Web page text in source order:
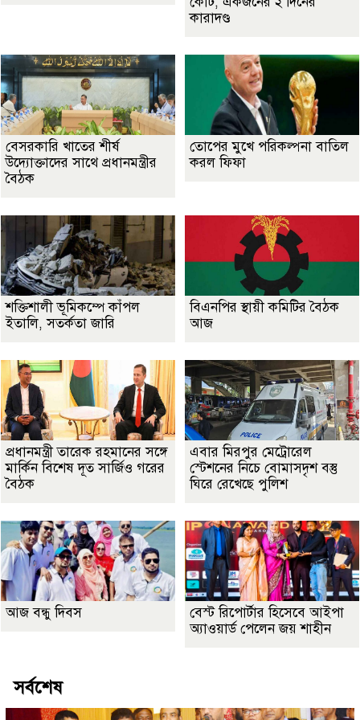
কারাদণ্ড
বেসরকারি খাতের শীর্ষ
উদ্যোক্তাদের সাথে প্রধানমন্ত্রীর
বৈঠক
তোপের মুখে পরিকল্পনা বাতিল
করল ফিফা
শক্তিশালী ভূমিকম্পে কাঁপল
ইতালি, সতর্কতা জারি
বিএনপির স্থায়ী কমিটির বৈঠক
আজ
প্রধানমন্ত্রী তারেক রহমানের সঙ্গে
মার্কিন বিশেষ দূত সার্জিও গরের
বৈঠক
এবার মিরপুর মেট্রোরেল
স্টেশনের নিচে বোমাসদৃশ বস্তু
ঘিরে রেখেছে পুলিশ
আজ বন্ধু দিবস
বেস্ট রিপোর্টার হিসেবে আইপা
অ্যাওয়ার্ড পেলেন জয় শাহীন
সর্বশেষ